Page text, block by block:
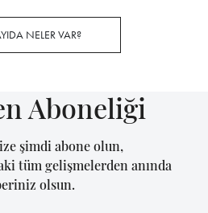
NELER VAR?
Aboneliği
şimdi abone olun,
tüm gelişmelerden anında
olsun.